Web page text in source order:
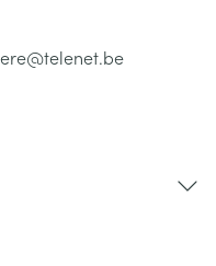
telenet.be